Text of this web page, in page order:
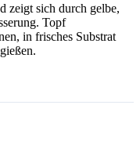
zeigt sich durch gelbe,
Topf
in frisches Substrat